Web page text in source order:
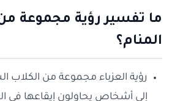
ما تفسير رؤية مجموعة
المنام؟
رؤية العزباء مجموعة من الكلاب
إلى أشخاص يحاولون إيقاعها في